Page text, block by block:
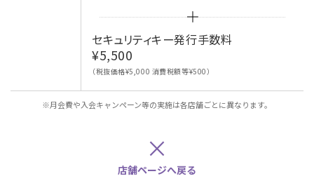
セキュリティキー発行手数料
¥5,500
（税抜価格¥5,000 消費税額等¥500）
※月会費や入会キャンペーン等の実施は各店舗ごとに異なります。
×
店舗ページへ戻る